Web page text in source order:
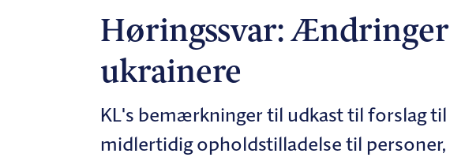
Høringssvar:
ukrainere
KL's bemærkninger til udkast til forslag
midlertidig opholdstilladelse til